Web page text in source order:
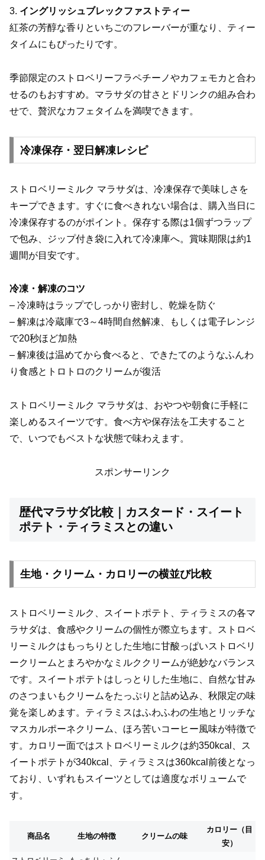
3. イングリッシュブレックファストティー
紅茶の芳醇な香りといちごのフレーバーが重なり、ティー
タイムにもぴったりです。
季節限定のストロベリーフラペチーノやカフェモカと合わ
せるのもおすすめ。マラサダの甘さとドリンクの組み合わ
せで、贅沢なカフェタイムを満喫できます。
冷凍保存・翌日解凍レシピ
ストロベリーミルク マラサダは、冷凍保存で美味しさを
キープできます。すぐに食べきれない場合は、購入当日に
冷凍保存するのがポイント。保存する際は1個ずつラップ
で包み、ジップ付き袋に入れて冷凍庫へ。賞味期限は約1
週間が目安です。
冷凍・解凍のコツ
– 冷凍時はラップでしっかり密封し、乾燥を防ぐ
– 解凍は冷蔵庫で3～4時間自然解凍、もしくは電子レンジ
で20秒ほど加熱
– 解凍後は温めてから食べると、できたてのようなふんわ
り食感とトロトロのクリームが復活
ストロベリーミルク マラサダは、おやつや朝食に手軽に
楽しめるスイーツです。食べ方や保存法を工夫すること
で、いつでもベストな状態で味わえます。
スポンサーリンク
歴代マラサダ比較｜カスタード・スイート
ポテト・ティラミスとの違い
生地・クリーム・カロリーの横並び比較
ストロベリーミルク、スイートポテト、ティラミスの各マ
ラサダは、食感やクリームの個性が際立ちます。ストロベ
リーミルクはもっちりとした生地に甘酸っぱいストロベリ
ークリームとまろやかなミルククリームが絶妙なバランス
です。スイートポテトはしっとりした生地に、自然な甘み
のさつまいもクリームをたっぷりと詰め込み、秋限定の味
覚を楽しめます。ティラミスはふわふわの生地とリッチな
マスカルポーネクリーム、ほろ苦いコーヒー風味が特徴で
す。カロリー面ではストロベリーミルクは約350kcal、ス
イートポテトが340kcal、ティラミスは360kcal前後となっ
ており、いずれもスイーツとしては適度なボリュームで
す。
商品名 生地の特徴 クリームの味
カロリー（目
安）